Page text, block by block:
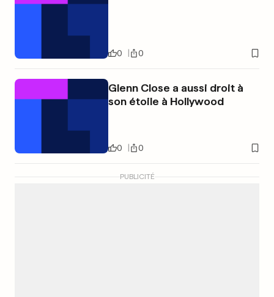
0 0
Glenn Close a aussi droit à
son étoile à Hollywood
0 0
PUBLICITÉ